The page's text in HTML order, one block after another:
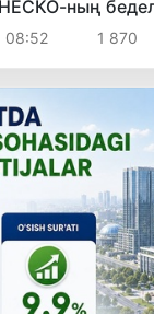
ның
ресми
08:52 1 870